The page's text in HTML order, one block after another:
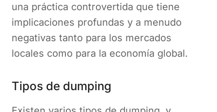
una práctica controvertida que tiene
implicaciones profundas y a menudo
negativas tanto para los mercados
locales como para la economía global.
Tipos de dumping